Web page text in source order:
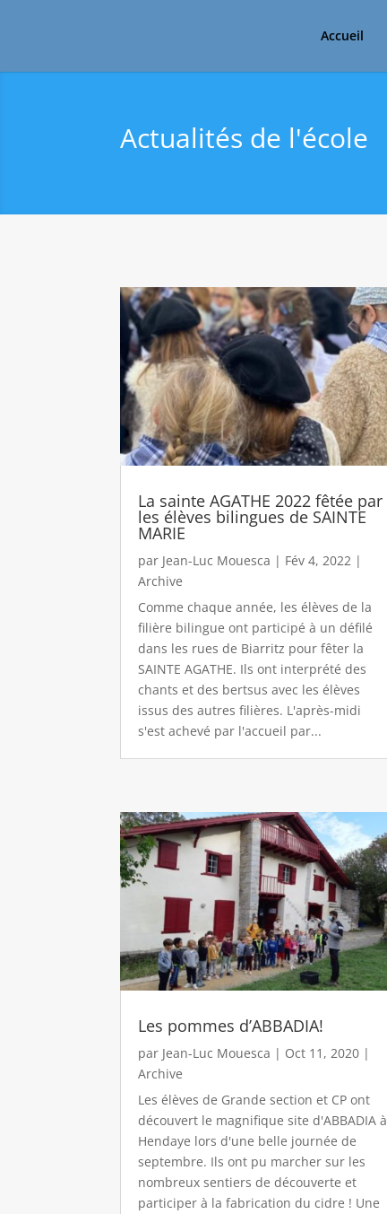
Accueil
Actualités de l'école
La sainte AGATHE 2022 fêtée par
les élèves bilingues de SAINTE
MARIE
par Jean-Luc Mouesca | Fév 4, 2022 |
Archive
Comme chaque année, les élèves de la
filière bilingue ont participé à un défilé
dans les rues de Biarritz pour fêter la
SAINTE AGATHE. Ils ont interprété des
chants et des bertsus avec les élèves
issus des autres filières. L'après-midi
s'est achevé par l'accueil par...
Les pommes d’ABBADIA!
par Jean-Luc Mouesca | Oct 11, 2020 |
Archive
Les élèves de Grande section et CP ont
découvert le magnifique site d'ABBADIA à
Hendaye lors d'une belle journée de
septembre. Ils ont pu marcher sur les
nombreux sentiers de découverte et
participer à la fabrication du cidre ! Une